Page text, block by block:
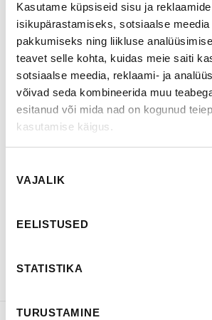
Kasutame küpsiseid sisu ja reklaamide
isikupärastamiseks, sotsiaalse
pakkumiseks ning liikluse
teavet selle kohta, kuidas meie saiti
sotsiaalse meedia, reklaami- ja
võivad seda kombineerida muu
esitanud või mida nad on kogunud
kasutamise käigus.
valik
VAJALIK
EELISTUSED
STATISTIKA
TURUSTAMINE
VIIMISTLUS (3)
VIIMISTLUSVALMIS
LAKITUD VALGE LAKK
MÕÕDUD